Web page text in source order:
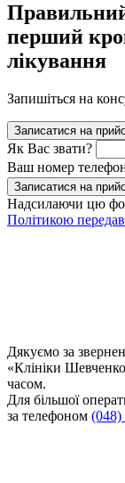
перший
лікування
Запишіться на
Записатися на
Як Вас звати?
Ваш номер
Записатися на
Надсилаючи цю
Політикою
Дякуємо за
«Клініки
часом.
Для більшої
за телефоном (048)